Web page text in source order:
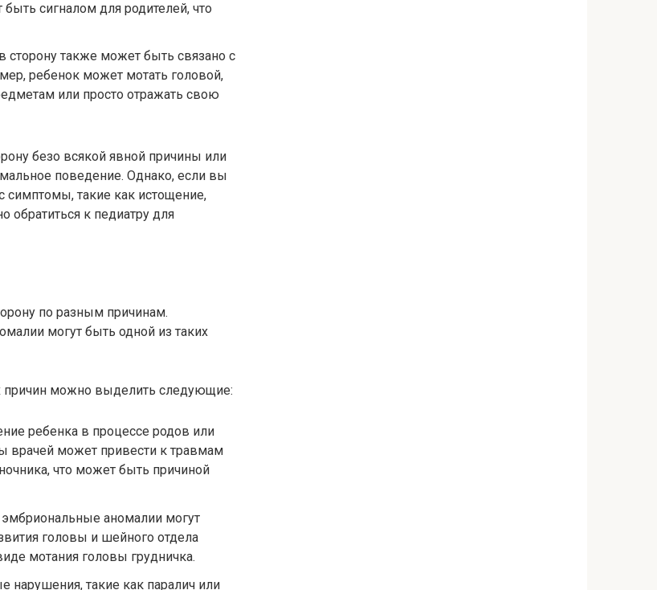
сигналом для родителей, что
также может быть связано с
ребенок может мотать головой,
или просто отражать свою
безо всякой явной причины или
поведение. Однако, если вы
симптомы, такие как истощение,
обратиться к педиатру для
по разным причинам.
могут быть одной из таких
причин можно выделить следующие:
ребенка в процессе родов или
врачей может привести к травмам
что может быть причиной
аномалии могут
головы и шейного отдела
мотания головы грудничка.
нарушения, такие как паралич или